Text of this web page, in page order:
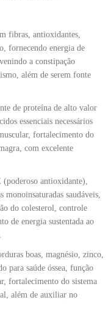
fibras, antioxidantes,
fornecendo energia de
a constipação
além de serem fonte
de proteína de alto valor
essenciais necessários
fortalecimento do
com excelente
antioxidante),
saudáveis,
do colesterol, controle
de energia sustentada ao
boas, magnésio, zinco,
para saúde óssea, função
fortalecimento do sistema
além de auxiliar no